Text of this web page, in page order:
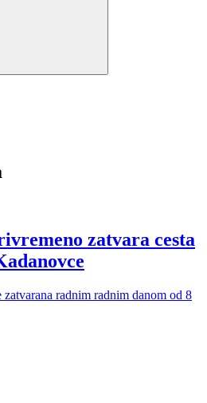
zatvara cesta
radnim radnim danom od 8